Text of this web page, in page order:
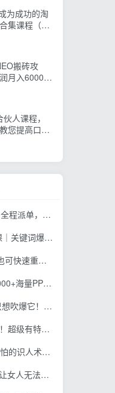
为成功的淘
集课程（33
搬砖攻
月入6000+
人课程，
您提高口播
0门槛直接干
爆款差异化投放实操教学
据无忧 CmzPrep_Rev2
，免注册登录下载 爱PPT网
多平台歌单播放 Mineradio
小体积，完全免费 C盘管家
望能帮到大家。
无法抵抗？